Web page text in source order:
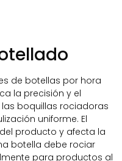
de botellas por hora
la precisión y el
boquillas rociadoras
uniforme. El
producto y afecta la
botella debe rociar
para productos al